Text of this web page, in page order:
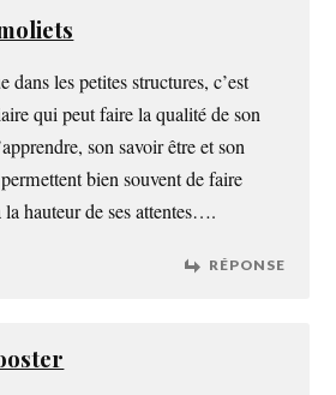
les petites structures, c’est
qui peut faire la qualité de son
son savoir être et son
bien souvent de faire
hauteur de ses attentes….
RÉPONSE